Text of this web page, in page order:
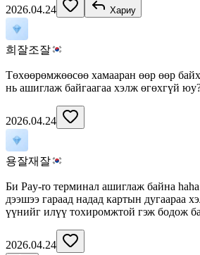
2026.04.24 Хариу
희잘조잘
Төхөөрөмжөөсөө хамааран өөр өөр
нь ашиглаж байгаагаа хэлж өгөхгүй
2026.04.24
용잘재잘
Би Pay-ro терминал ашиглаж байна
дээшээ гараад надад картын дугаараа
үүнийг илүү тохиромжтой гэж бодож
2026.04.24